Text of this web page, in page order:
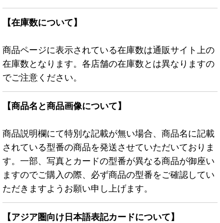
【在庫数について】
商品ページに表示されている在庫数は通販サイト上の
在庫数となります。各店舗の在庫数とは異なりますの
でご注意ください。
【商品名と商品画像について】
商品説明欄にて特別な記載が無い場合、商品名に記載
されている型番の商品を発送させていただいておりま
す。一部、写真とカードの型番が異なる商品が御座い
ますのでご購入の際、必ず商品の型番をご確認してい
ただきますようお願い申し上げます。
【アジア圏向け日本語表記カードについて】